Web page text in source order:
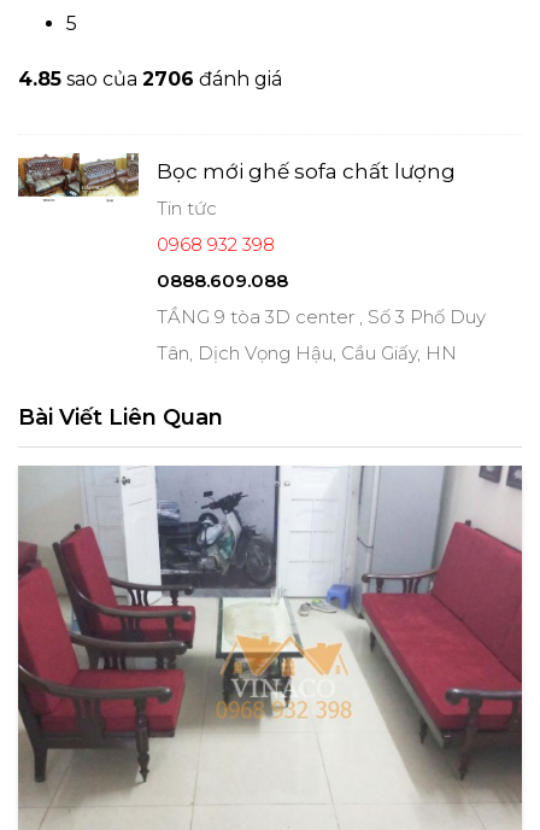
5
4.85 sao của 2706 đánh giá
Bọc mới ghế sofa chất lượng
Tin tức
0968 932 398
0888.609.088
TẦNG 9 tòa 3D center , Số 3 Phố Duy
Tân, Dịch Vọng Hậu, Cầu Giấy, HN
Bài Viết Liên Quan